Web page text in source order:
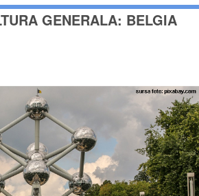
GENERALA: BELGIA